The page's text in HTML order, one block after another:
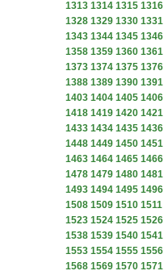
1313 1314 1315 1316
1328 1329 1330 1331
1343 1344 1345 1346
1358 1359 1360 1361
1373 1374 1375 1376
1388 1389 1390 1391
1403 1404 1405 1406
1418 1419 1420 1421
1433 1434 1435 1436
1448 1449 1450 1451
1463 1464 1465 1466
1478 1479 1480 1481
1493 1494 1495 1496
1508 1509 1510 1511
1523 1524 1525 1526
1538 1539 1540 1541
1553 1554 1555 1556
1568 1569 1570 1571